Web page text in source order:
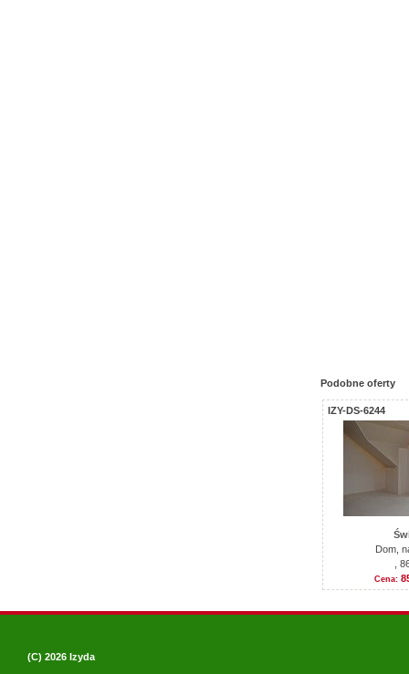
Podobne oferty
IZY-DS-6244
Dom,
,
Cena:
(C) 2026 Izyda